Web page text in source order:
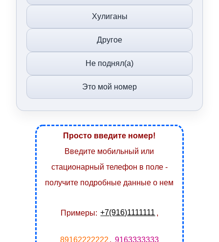
Хулиганы
Другое
Не поднял(а)
Это мой номер
Просто введите номер!
Введите мобильный или
стационарный телефон в поле -
получите подробные данные о нем
Примеры: +7(916)1111111
89162222222 , 9163333333